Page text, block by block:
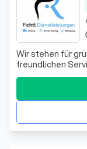
Wir stehen für
freundlichen
wir bieten
individuell auf Ihre
Leistungen: - Unterhaltsreinigung - Büroreinigung -